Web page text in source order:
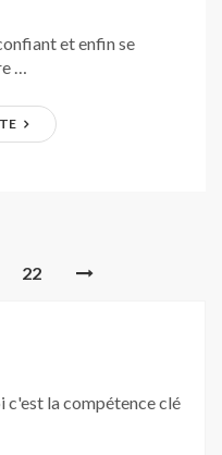
et enfin se
…
22
c'est la compétence clé